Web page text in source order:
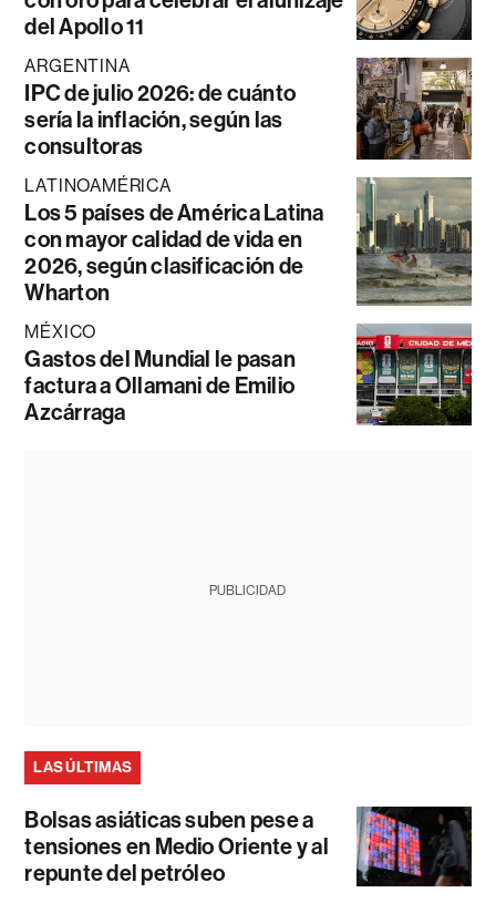
del Apollo 11
ARGENTINA
IPC de julio 2026: de cuánto
sería la inflación, según las
consultoras
LATINOAMÉRICA
Los 5 países de América Latina
con mayor calidad de vida en
2026, según clasificación de
Wharton
MÉXICO
Gastos del Mundial le pasan
factura a Ollamani de Emilio
Azcárraga
PUBLICIDAD
LAS ÚLTIMAS
Bolsas asiáticas suben pese a
tensiones en Medio Oriente y al
repunte del petróleo